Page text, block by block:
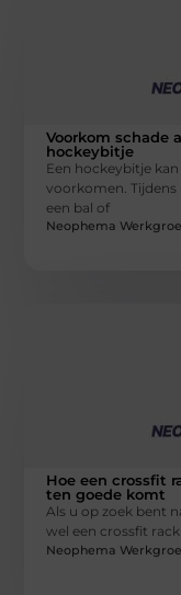
Voorkom schade
hockeybitje
Een hockeybitje
voorkomen. Tijdens
een bal of
Neophema
Hoe een crossfit
ten goede komt
Als u op zoek bent
wel een crossfit
Neophema